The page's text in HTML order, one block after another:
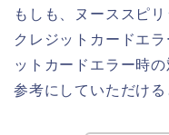
もしも、ヌーススピ
クレジットカードエ
ットカードエラー時
参考にしていただける